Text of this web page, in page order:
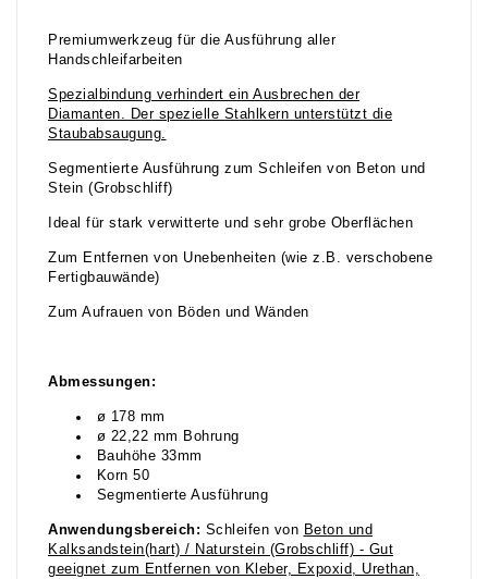
Premiumwerkzeug für die Ausführung aller
Handschleifarbeiten
Spezialbindung verhindert ein Ausbrechen der
Diamanten. Der spezielle Stahlkern unterstützt die
Staubabsaugung.
Segmentierte Ausführung zum Schleifen von Beton und
Stein (Grobschliff)
Ideal für stark verwitterte und sehr grobe Oberflächen
Zum Entfernen von Unebenheiten (wie z.B. verschobene
Fertigbauwände)
Zum Aufrauen von Böden und Wänden
Abmessungen:
ø 178 mm
ø 22,22 mm Bohrung
Bauhöhe 33mm
Korn 50
Segmentierte Ausführung
Anwendungsbereich: Schleifen von Beton und
Kalksandstein(hart) / Naturstein (Grobschliff) - Gut
geeignet zum Entfernen von Kleber, Expoxid, Urethan,